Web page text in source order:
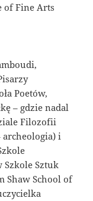
of Fine Arts
Poetów,
– gdzie nadal
Filozofii
i
Szkole Sztuk
Shaw School of